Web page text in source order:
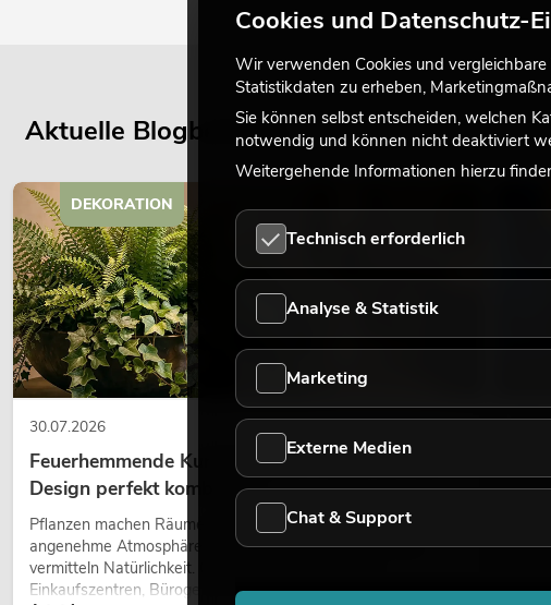
Aktuelle Blogbeiträge
30.07.2026
Feuerhemmende Kunstpflanzen: Sicherheit und
Design perfekt kombiniert
Pflanzen machen Räume lebendig. Sie schaffen eine
angenehme Atmosphäre, verbessern das Ambiente und
vermitteln Natürlichkeit. Ob in Hotels, Restaurants,
Einkaufszentren, Bürogebäuden oder auf Messeständen: eine
DEKORATION
Cookies und Datenschutz-
Wir verwenden Cookies und
Statistikdaten zu erheben,
Sie können selbst entscheiden, welchen
notwendig und können nicht deaktiviert
Weitergehende Informationen hierzu
Technisch erforderlich
Analyse & Statistik
Marketing
Externe Medien
Chat & Support